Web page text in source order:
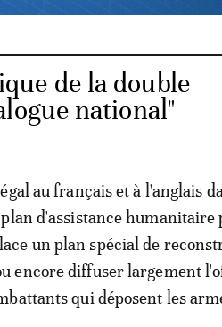
de la double
national"
au français et à l'anglais
d'assistance humanitaire
un plan spécial de
encore diffuser largement
qui déposent les